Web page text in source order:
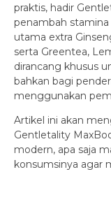
praktis, hadir
penambah stamina
utama extra
serta Greentea,
dirancang khusus
bahkan bagi
menggunakan
Artikel ini akan
Gentletality
modern, apa saja
konsumsinya agar